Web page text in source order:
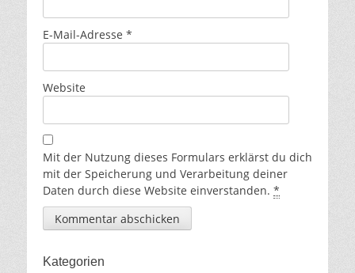
E-Mail-Adresse *
Website
Mit der Nutzung dieses Formulars erklärst du dich
mit der Speicherung und Verarbeitung deiner
Daten durch diese Website einverstanden. *
Kategorien